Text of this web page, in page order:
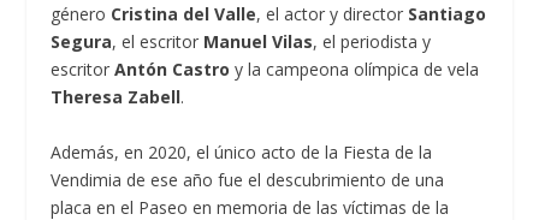
género Cristina del Valle, el actor y director Santiago
Segura, el escritor Manuel Vilas, el periodista y
escritorAntón Castro y la campeona olímpica de vela
Theresa Zabell.
Además, en 2020, el único acto de la Fiesta de la
Vendimia de ese año fue el descubrimiento de una
placa en el Paseo en memoria de las víctimas de la